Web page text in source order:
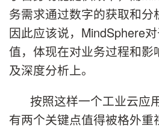
务需求通过数字的获取和分
因此应该说，MindSphere
值，体现在对业务过程和影
及深度分析上。
按照这样一个工业云应
有两个关键点值得被格外重